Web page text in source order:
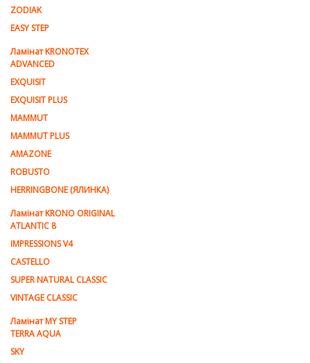
ZODIAK
EASY STEP
Ламінат KRONOTEX
ADVANCED
EXQUISIT
EXQUISIT PLUS
MAMMUT
MAMMUT PLUS
AMAZONE
ROBUSTO
HERRINGBONE (ЯЛИНКА)
Ламiнат KRONO ORIGINAL
ATLANTIC 8
IMPRESSIONS V4
CASTELLO
SUPER NATURAL CLASSIC
VINTAGE CLASSIC
Ламінат MY STEP
TERRA AQUA
SKY